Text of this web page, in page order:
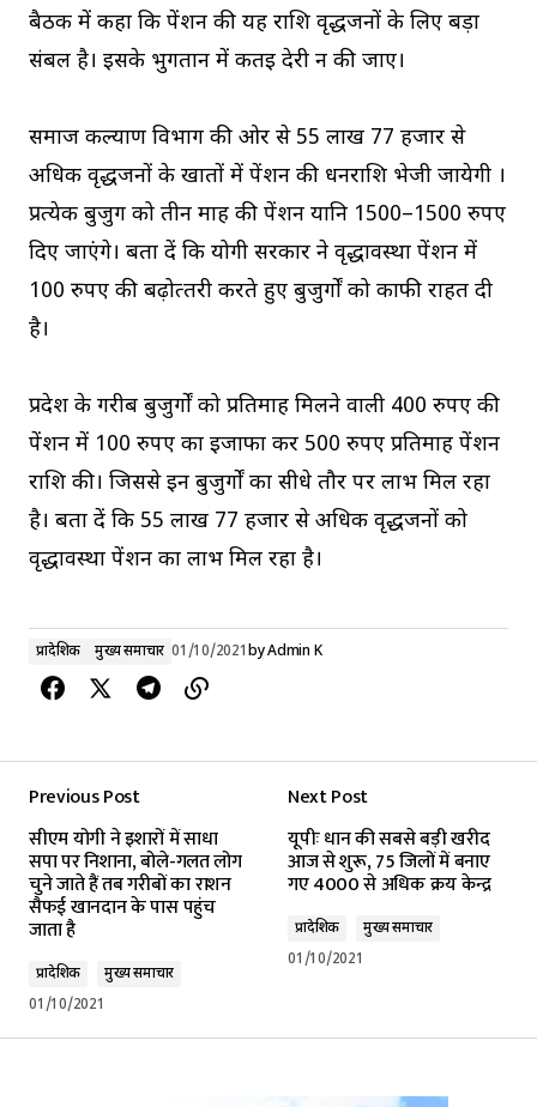
बैठक में कहा कि पेंशन की यह राशि वृद्धजनों के लिए बड़ा
संबल है। इसके भुगतान में कतई देरी न की जाए।
समाज कल्‍याण विभाग की ओर से 55 लाख 77 हजार से
अधिक वृद्धजनों के खातों में पेंशन की धन‍राशि भेजी जायेगी ।
प्रत्‍येक बुजुर्ग को तीन माह की पेंशन यानि 1500–1500 रुपए
दिए जाएंगे। बता दें कि योगी सरकार ने वृद्धावस्‍था पेंशन में
100 रुपए की बढ़ोत्‍तरी करते हुए बुजुर्गों को काफी राहत दी
है।
प्रदेश के गरीब बुजुर्गों को प्रतिमाह मिलने वाली 400 रुपए की
पेंशन में 100 रुपए का इजाफा कर 500 रुपए प्रतिमाह पेंशन
राशि की। जिससे इन बुजुर्गों का सीधे तौर पर लाभ मिल रहा
है। बता दें कि 55 लाख 77 हजार से अधिक वृद्धजनों को
वृद्धावस्था पेंशन का लाभ मिल रहा है।
प्रादेशिक मुख्य समाचार 01/10/2021byAdmin K
Previous Post
सीएम योगी ने इशारों में साधा
सपा पर निशाना, बोले-गलत लोग
चुने जाते हैं तब गरीबों का राशन
सैफई खानदान के पास पहुंच
जाता है
प्रादेशिक
मुख्य समाचार
01/10/2021
Next Post
यूपीः धान की सबसे बड़ी खरीद
आज से शुरू, 75 जिलों में बनाए
गए 4000 से अधिक क्रय केन्द्र
प्रादेशिक
मुख्य समाचार
01/10/2021